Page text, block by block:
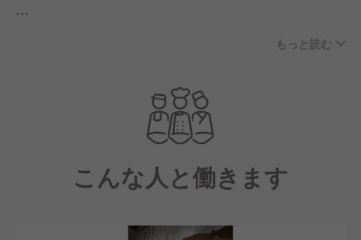
んかつKYK」のお持ち帰り専門店として、自慢の美味
ご注文いただいてから調理をおこない、出来立て・揚
げたての味わいをご家庭にお届けています。
神戸阪急に位置し、神戸三宮駅含め周辺の駅からのア
クセスも非常にいいので、多くのお客様にご利用いた
もっと読む
こんな人と働きます